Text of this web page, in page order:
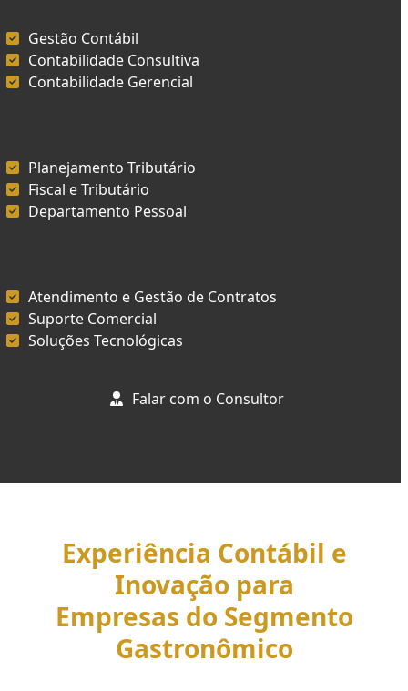
Gestão Contábil
Contabilidade Consultiva
Contabilidade Gerencial
Planejamento Tributário
Fiscal e Tributário
Departamento Pessoal
Atendimento e Gestão de Contratos
Suporte Comercial
Soluções Tecnológicas
Falar com o Consultor
Experiência Contábil e
Inovação para
Empresas do Segmento
Gastronômico